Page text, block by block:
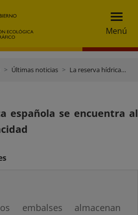
Menú
Últimas noticias La reserva hídrica española se encuentra al 83,9 % de su capacidad
española se encuentra al
embalses almacenan